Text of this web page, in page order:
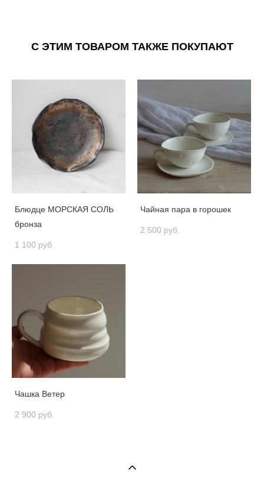
С ЭТИМ ТОВАРОМ ТАКЖЕ ПОКУПАЮТ
Блюдце МОРСКАЯ СОЛЬ
бронза
1 100 pуб.
Чайная пара в горошек
2 500 pуб.
Чашка Ветер
2 900 pуб.